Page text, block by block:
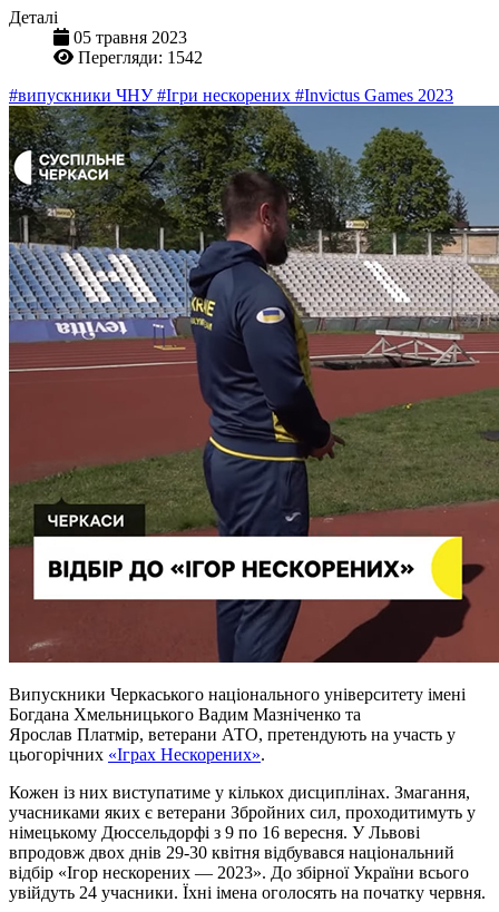
Деталі
05 травня 2023
Перегляди: 1542
#випускники ЧНУ#Ігри нескорених #Invictus Games 2023
Випускники Черкаського національного університету імені
Богдана Хмельницького Вадим Мазніченко та
Ярослав Платмір, ветерани АТО, претендують на участь у
цьогорічних «Іграх Нескорених».
Кожен із них виступатиме у кількох дисциплінах. Змагання,
учасниками яких є ветерани Збройних сил, проходитимуть у
німецькому Дюссельдорфі з 9 по 16 вересня. У Львові
впродовж двох днів 29-30 квітня відбувався національний
відбір «Ігор нескорених — 2023». До збірної України всього
увійдуть 24 учасники. Їхні імена оголосять на початку червня.